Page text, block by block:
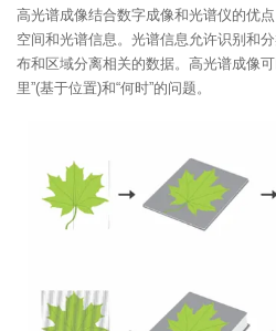
高光谱成像结合数字成像和光谱仪的优
空间和光谱信息。光谱信息允许识别和
布和区域分离相关的数据。高光谱成像可
里”(基于位置)和“何时”的问题。